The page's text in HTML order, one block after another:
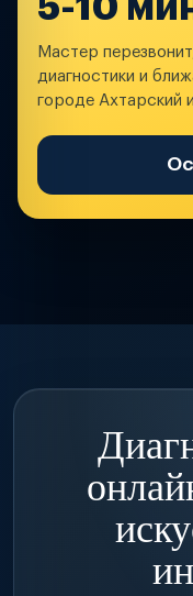
5-10
Мастер
диагностики и
городе Ахтарский